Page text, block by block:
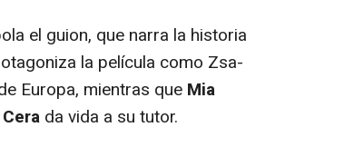
el guion, que narra la historia
la película como Zsa-
Europa, mientras que Mia
da vida a su tutor.